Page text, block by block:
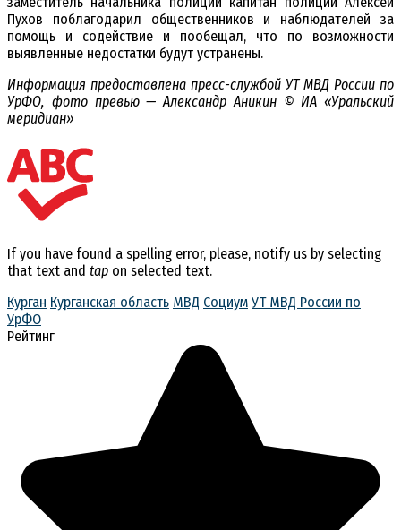
Пухов поблагодарил общественников и наблюдателей за
помощь и содействие и пообещал, что по возможности
выявленные недостатки будут устранены.
Информация предоставлена пресс-службой УТ МВД России по
УрФО, фото превью — Александр Аникин © ИА «Уральский
меридиан»
If you have found a spelling error, please, notify us by selecting
that text and tap on selected text.
Курган Курганская область МВД Социум УТ МВД России по
УрФО
Рейтинг